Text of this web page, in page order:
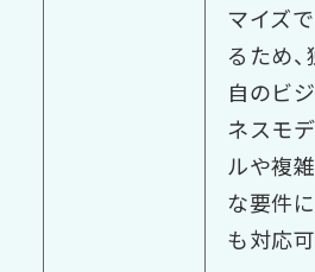
マイズ
るため、
自のビジ
ネスモデ
ルや複雑
な要件に
も対応可